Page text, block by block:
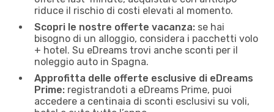
riduce il rischio di costi elevati al momento.
Scopri le nostre offerte vacanza: se hai
bisogno di un alloggio, considera i pacchetti volo
+ hotel. Su eDreams trovi anche sconti per il
noleggio auto in Spagna.
Approfitta delle offerte esclusive di eDreams
Prime: registrandoti a eDreams Prime, puoi
accedere a centinaia di sconti esclusivi su voli,